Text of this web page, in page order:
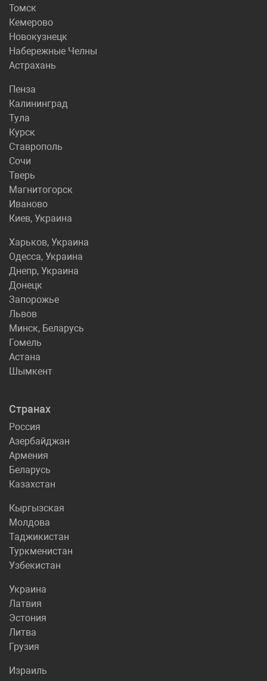
Томск
Кемерово
Новокузнецк
Набережные Челны
Астрахань
Пенза
Калининград
Тула
Курск
Ставрополь
Сочи
Тверь
Магнитогорск
Иваново
Киев, Украина
Харьков, Украина
Одесса, Украина
Днепр, Украина
Донецк
Запорожье
Львов
Минск, Беларусь
Гомель
Астана
Шымкент
Странах
Россия
Азербайджан
Армения
Беларусь
Казахстан
Кыргызская
Молдова
Таджикистан
Туркменистан
Узбекистан
Украина
Латвия
Эстония
Литва
Грузия
Израиль